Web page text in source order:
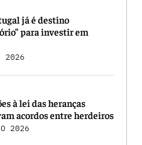
já é destino
para investir em
2026
à lei das heranças
acordos entre herdeiros
2026